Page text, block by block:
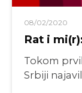
08/02/2020
Rat i
Tokom
Srbiji